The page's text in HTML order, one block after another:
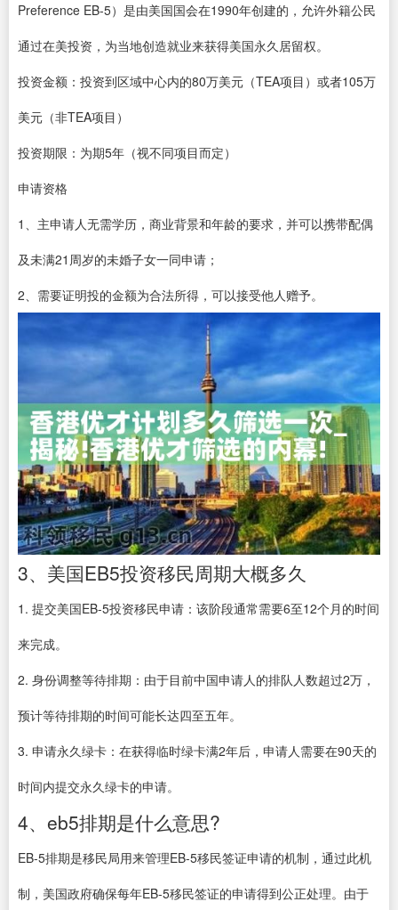
Preference EB-5）是由美国国会在1990年创建的，允许外籍公民
通过在美投资，为当地创造就业来获得美国永久居留权。
投资金额：投资到区域中心内的80万美元（TEA项目）或者105万
美元（非TEA项目）
投资期限：为期5年（视不同项目而定）
申请资格
1、主申请人无需学历，商业背景和年龄的要求，并可以携带配偶
及未满21周岁的未婚子女一同申请；
2、需要证明投的金额为合法所得，可以接受他人赠予。
3、美国EB5投资移民周期大概多久
1. 提交美国EB-5投资移民申请：该阶段通常需要6至12个月的时间
来完成。
2. 身份调整等待排期：由于目前中国申请人的排队人数超过2万，
预计等待排期的时间可能长达四至五年。
3. 申请永久绿卡：在获得临时绿卡满2年后，申请人需要在90天的
时间内提交永久绿卡的申请。
4、eb5排期是什么意思?
EB-5排期是移民局用来管理EB-5移民签证申请的机制，通过此机
制，美国政府确保每年EB-5移民签证的申请得到公正处理。由于